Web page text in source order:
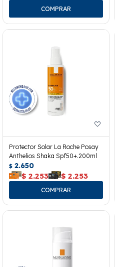
Protector Solar La Roche Posay
Anthelios Shaka Spf50+.200ml
$ 2.650
$ 2.253 $ 2.253